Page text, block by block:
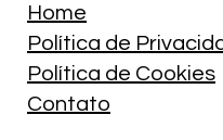
Home
Política de
Política de Cookies
Contato